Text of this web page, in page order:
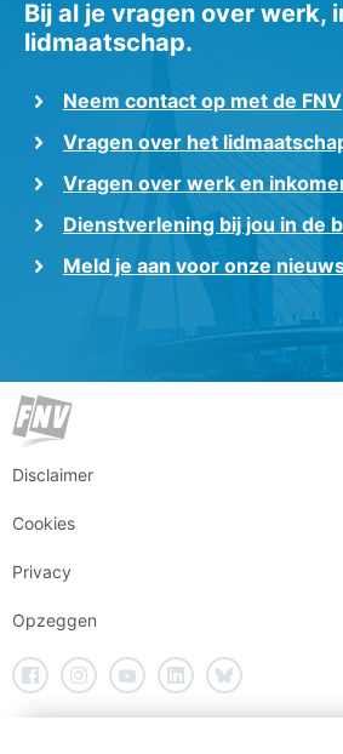
Bij al je vragen over werk,
lidmaatschap.
Neem contact op met de FNV
Vragen over het
Vragen over werk en
Dienstverlening bij jou in de
Meld je aan voor onze
Disclaimer
Cookies
Privacy
Opzeggen